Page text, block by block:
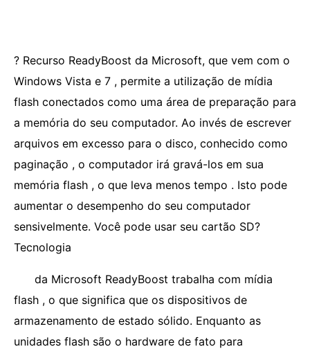
? Recurso ReadyBoost da Microsoft, que vem com o
Windows Vista e 7 , permite a utilização de mídia
flash conectados como uma área de preparação para
a memória do seu computador. Ao invés de escrever
arquivos em excesso para o disco, conhecido como
paginação , o computador irá gravá-los em sua
memória flash , o que leva menos tempo . Isto pode
aumentar o desempenho do seu computador
sensivelmente. Você pode usar seu cartão SD?
Tecnologia
da Microsoft ReadyBoost trabalha com mídia
flash , o que significa que os dispositivos de
armazenamento de estado sólido. Enquanto as
unidades flash são o hardware de fato para